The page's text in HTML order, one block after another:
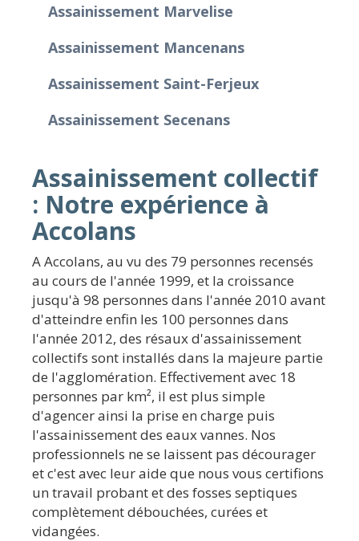
Assainissement Marvelise
Assainissement Mancenans
Assainissement Saint-Ferjeux
Assainissement Secenans
Assainissement collectif
: Notre expérience à
Accolans
A Accolans, au vu des 79 personnes recensés
au cours de l'année 1999, et la croissance
jusqu'à 98 personnes dans l'année 2010 avant
d'atteindre enfin les 100 personnes dans
l'année 2012, des résaux d'assainissement
collectifs sont installés dans la majeure partie
de l'agglomération. Effectivement avec 18
personnes par km², il est plus simple
d'agencer ainsi la prise en charge puis
l'assainissement des eaux vannes. Nos
professionnels ne se laissent pas décourager
et c'est avec leur aide que nous vous certifions
un travail probant et des fosses septiques
complètement débouchées, curées et
vidangées.